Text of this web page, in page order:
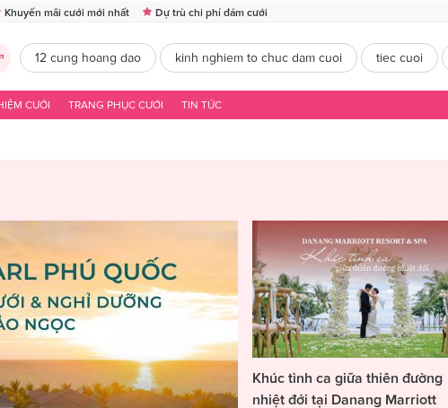
Khuyến mãi cưới mới nhất Dự trù chi phí đám cưới
12 cung hoang dao kinh nghiem to chuc dam cuoi tiec cuoi
CƯỚI TRANG PHỤC CƯỚI TIN TỨC
Khúc tình ca giữa thiên đường
nhiệt đới tại Danang Marriott